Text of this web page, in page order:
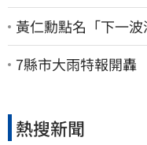
黃仁勳點名「下一
股這族群全面噴出
7縣市大雨特報開
熱搜新聞